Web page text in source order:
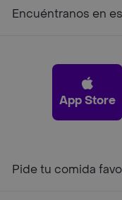
Encuéntranos en
App Store
Pide tu comida